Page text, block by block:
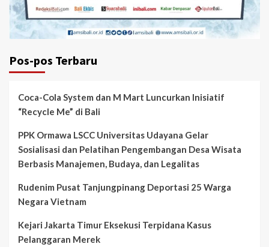
Pos-pos Terbaru
Coca-Cola System dan M Mart Luncurkan Inisiatif
“Recycle Me” di Bali
PPK Ormawa LSCC Universitas Udayana Gelar
Sosialisasi dan Pelatihan Pengembangan Desa Wisata
Berbasis Manajemen, Budaya, dan Legalitas
Rudenim Pusat Tanjungpinang Deportasi 25 Warga
Negara Vietnam
Kejari Jakarta Timur Eksekusi Terpidana Kasus
Pelanggaran Merek